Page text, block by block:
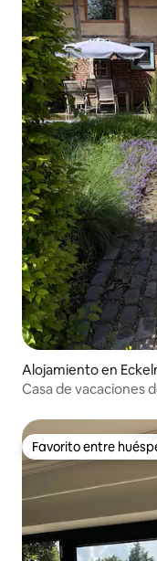
Alojamiento en
Casa de vacaciones
Favorito entre
Favorito entre